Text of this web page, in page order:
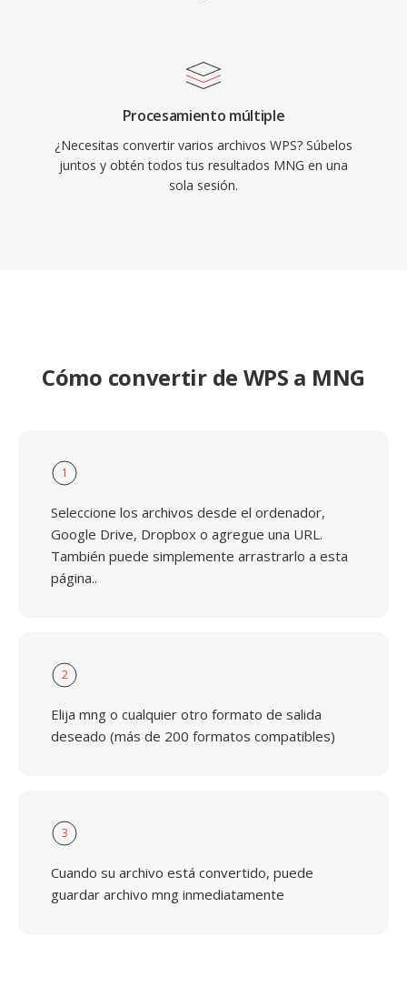
Procesamiento múltiple
¿Necesitas convertir varios archivos WPS? Súbelos
juntos y obtén todos tus resultados MNG en una
sola sesión.
Cómo convertir de WPS a MNG
1
Seleccione los archivos desde el ordenador,
Google Drive, Dropbox o agregue una URL.
También puede simplemente arrastrarlo a esta
página..
2
Elija mng o cualquier otro formato de salida
deseado (más de 200 formatos compatibles)
3
Cuando su archivo está convertido, puede
guardar archivo mng inmediatamente